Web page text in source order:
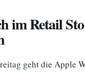
im Retail
geht die Apple